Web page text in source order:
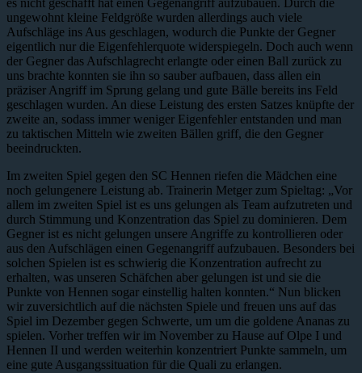
es nicht geschafft hat einen Gegenangriff aufzubauen. Durch die
ungewohnt kleine Feldgröße wurden allerdings auch viele
Aufschläge ins Aus geschlagen, wodurch die Punkte der Gegner
eigentlich nur die Eigenfehlerquote widerspiegeln. Doch auch wenn
der Gegner das Aufschlagrecht erlangte oder einen Ball zurück zu
uns brachte konnten sie ihn so sauber aufbauen, dass allen ein
präziser Angriff im Sprung gelang und gute Bälle bereits ins Feld
geschlagen wurden. An diese Leistung des ersten Satzes knüpfte der
zweite an, sodass immer weniger Eigenfehler entstanden und man
zu taktischen Mitteln wie zweiten Bällen griff, die den Gegner
beeindruckten.
Im zweiten Spiel gegen den SC Hennen riefen die Mädchen eine
noch gelungenere Leistung ab. Trainerin Metger zum Spieltag: „Vor
allem im zweiten Spiel ist es uns gelungen als Team aufzutreten und
durch Stimmung und Konzentration das Spiel zu dominieren. Dem
Gegner ist es nicht gelungen unsere Angriffe zu kontrollieren oder
aus den Aufschlägen einen Gegenangriff aufzubauen. Besonders bei
solchen Spielen ist es schwierig die Konzentration aufrecht zu
erhalten, was unseren Schäfchen aber gelungen ist und sie die
Punkte von Hennen sogar einstellig halten konnten.“ Nun blicken
wir zuversichtlich auf die nächsten Spiele und freuen uns auf das
Spiel im Dezember gegen Schwerte, um um die goldene Ananas zu
spielen. Vorher treffen wir im November zu Hause auf Olpe I und
Hennen II und werden weiterhin konzentriert Punkte sammeln, um
eine gute Ausgangssituation für die Quali zu erlangen.